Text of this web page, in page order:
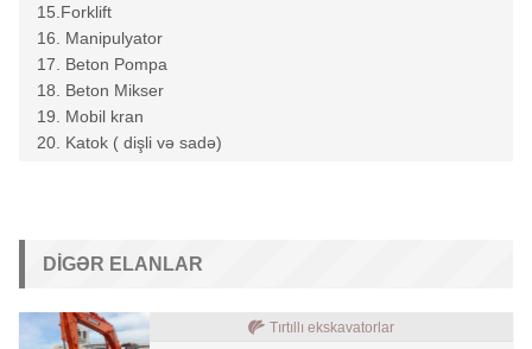
15.Forklift
16. Manipulyator
17. Beton Pompa
18. Beton Mikser
19. Mobil kran
20. Katok ( dişli və sadə)
DIGƏR ELANLAR
Tırtıllı ekskavatorlar